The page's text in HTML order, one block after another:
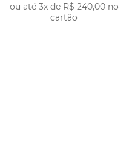
ou até 3x de R$ 240,00 no
cartão